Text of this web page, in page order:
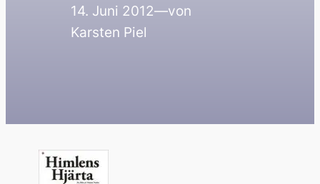
14. Juni 2012—von
Karsten Piel